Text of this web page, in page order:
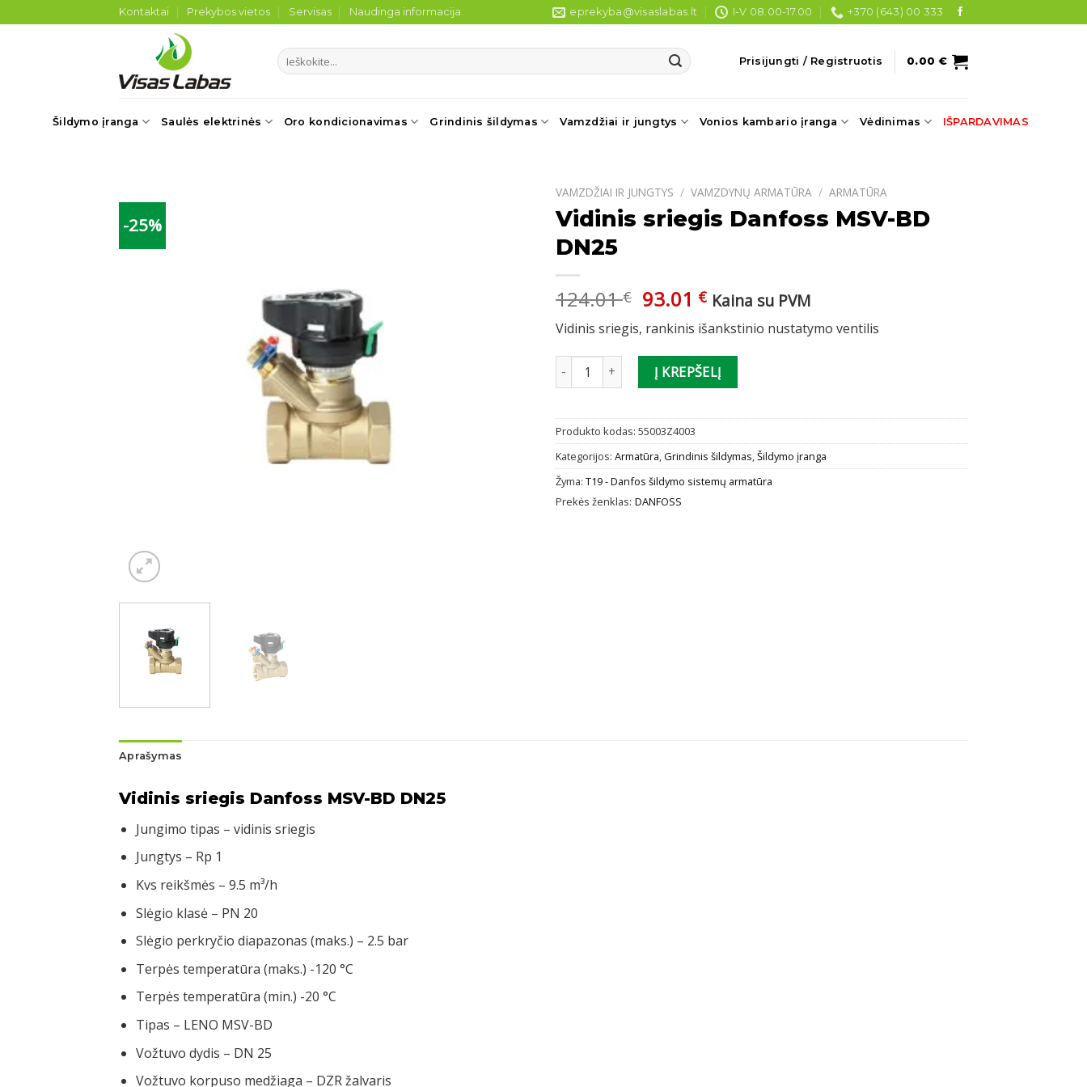
to
Kontaktai Prekybos vietos Servisas Naudinga informacija eprekyba@visaslabas.lt I-V 08.00-17.00 +370 (643) 00 333
Ieškoti: Prisijungti / Registruotis 0.00€
Šildymo įranga Saulės elektrinės Oro kondicionavimas Grindinis šildymas Vamzdžiai ir jungtys Vonios kambario įranga Vėdinimas IŠPARDAVIMAS
-25%
VAMZDŽIAI IR JUNGTYS / VAMZDYNŲ ARMATŪRA / ARMATŪRA
Vidinis sriegis Danfoss MSV-BD
DN25
124.01€ Original
price
was:
124.01 €.
93.01 €Current
price
is:
93.01 €.
Kaina su PVM
Vidinis sriegis, rankinis išankstinio nustatymo ventilis
produkto kiekis: Vidinis sriegis Danfoss MSV-BD DN25
Į KREPŠELĮ
Produkto kodas: 55003Z4003
Kategorijos: Armatūra Grindinis šildymas Šildymo įranga
Žyma: T19 - Danfos šildymo sistemų armatūra
Prekės ženklas: DANFOSS
Aprašymas
Vidinis sriegis Danfoss MSV-BD DN25
Jungimo tipas – vidinis sriegis
Jungtys – Rp 1
Kvs reikšmės – 9.5 m³/h
Slėgio klasė – PN 20
Slėgio perkryčio diapazonas (maks.) – 2.5 bar
Terpės temperatūra (maks.) -120 °C
Terpės temperatūra (min.) -20 °C
Tipas – LENO MSV-BD
Vožtuvo dydis – DN 25
Vožtuvo korpuso medžiaga – DZR žalvaris